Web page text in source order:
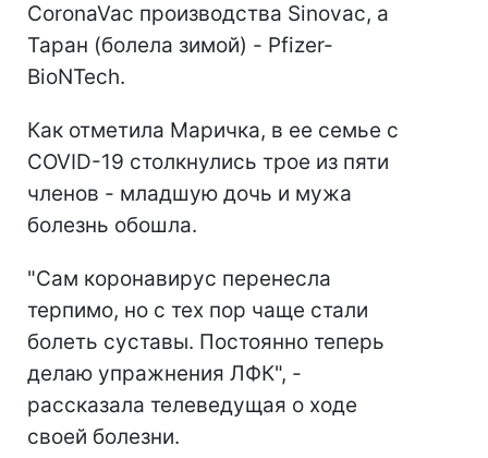
CoronaVac производства Sinovac, а
Таран (болела зимой) - Pfizer-
BioNTech.
Как отметила Маричка, в ее семье с
COVID-19 столкнулись трое из пяти
членов - младшую дочь и мужа
болезнь обошла.
"Сам коронавирус перенесла
терпимо, но с тех пор чаще стали
болеть суставы. Постоянно теперь
делаю упражнения ЛФК", -
рассказала телеведущая о ходе
своей болезни.